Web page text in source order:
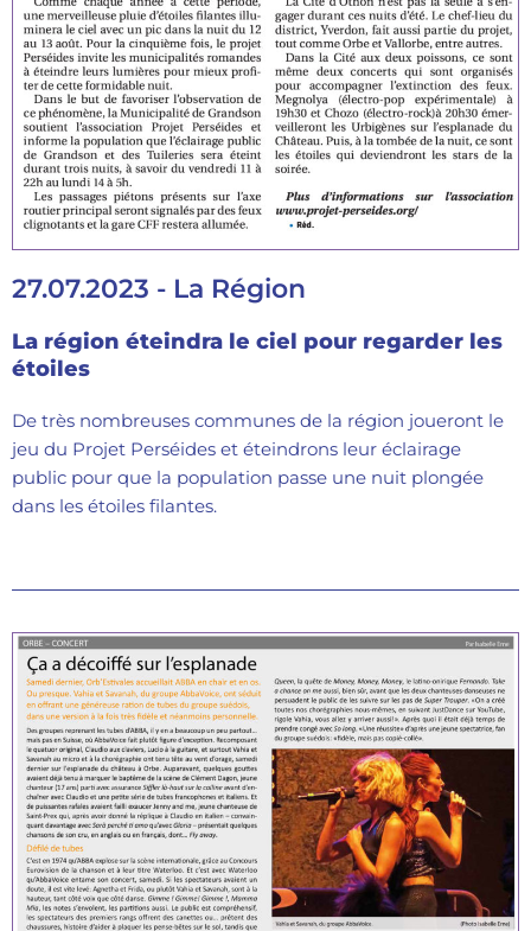
27.07.2023 - La Région
La région éteindra le ciel pour regarder les
étoiles
De très nombreuses communes de la région joueront le
jeu du Projet Perséides et éteindrons leur éclairage
public pour que la population passe une nuit plongée
dans les étoiles filantes.